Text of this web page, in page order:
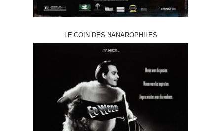
LE COIN DES NANAROPHILES